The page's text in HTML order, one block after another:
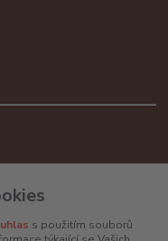
s použitím souborů